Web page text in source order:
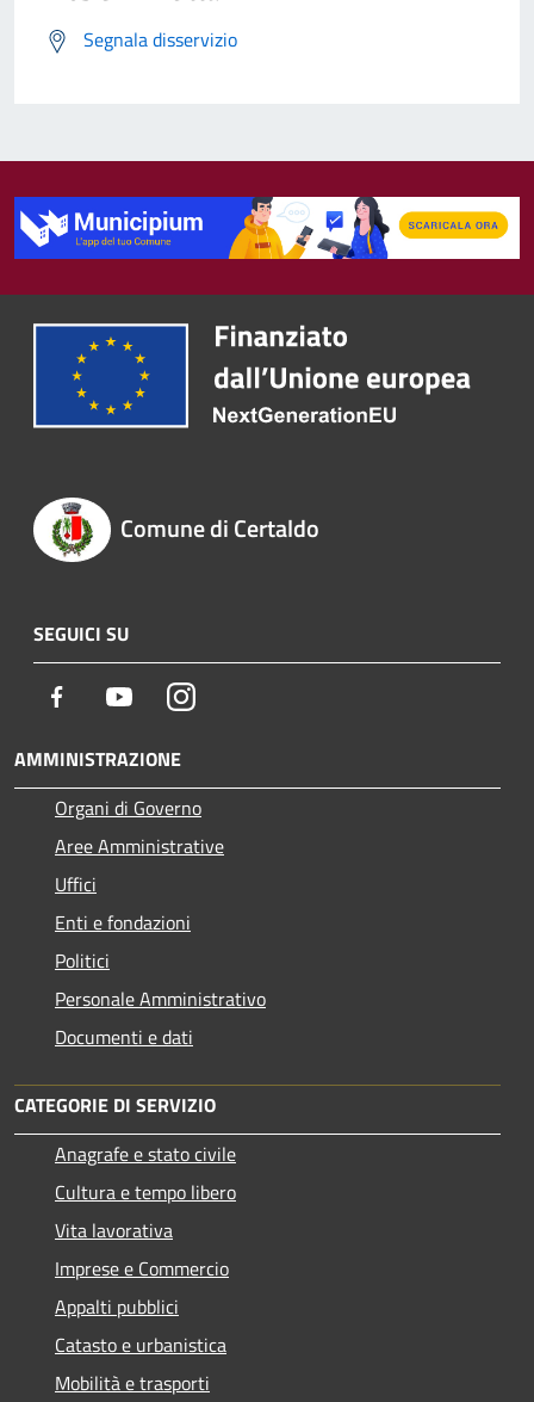
Segnala disservizio
Comune di Certaldo
SEGUICI SU
Facebook YoutubeInstagram
AMMINISTRAZIONE
Organi di Governo
Aree Amministrative
Uffici
Enti e fondazioni
Politici
Personale Amministrativo
Documenti e dati
CATEGORIE DI SERVIZIO
Anagrafe e stato civile
Cultura e tempo libero
Vita lavorativa
Imprese e Commercio
Appalti pubblici
Catasto e urbanistica
Mobilità e trasporti